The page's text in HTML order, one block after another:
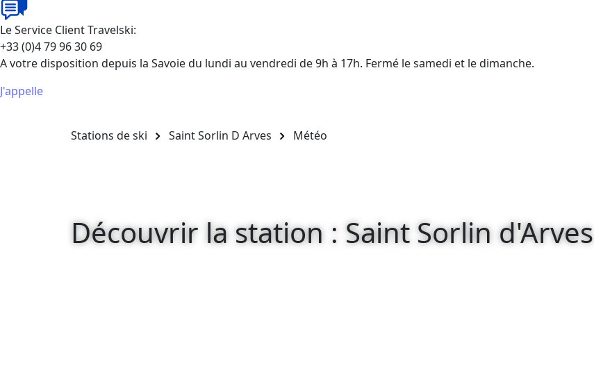
Le Service Client Travelski:
+33 (0)4 79 96 30 69
A votre disposition depuis la Savoie du lundi au vendredi de 9h à 17h. Fermé le samedi et le dimanche.
J'appelle
Stations de ski Saint Sorlin D Arves Météo
Découvrir la station : Saint Sorlin d'Arves